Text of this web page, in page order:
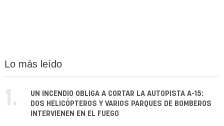
Lo más leído
1.
UN INCENDIO OBLIGA A CORTAR LA AUTOPISTA A-15:
DOS HELICÓPTEROS Y VARIOS PARQUES DE BOMBEROS
INTERVIENEN EN EL FUEGO